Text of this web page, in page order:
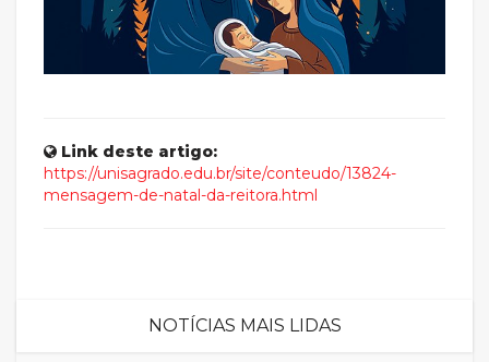
Link deste artigo:
https://unisagrado.edu.br/site/conteudo/13824-
mensagem-de-natal-da-reitora.html
NOTÍCIAS MAIS LIDAS